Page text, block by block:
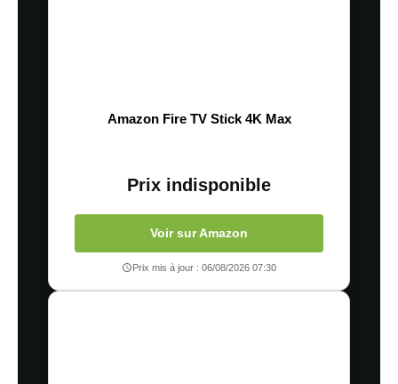
Amazon Fire TV Stick 4K Max
Prix indisponible
Voir sur Amazon
Prix mis à jour : 06/08/2026 07:30